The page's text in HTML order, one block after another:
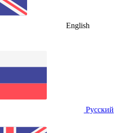
English
Русский